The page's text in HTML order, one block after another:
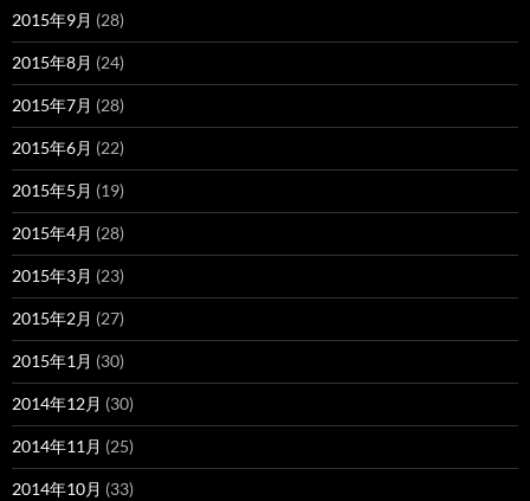
2015年9月 (28)
2015年8月 (24)
2015年7月 (28)
2015年6月 (22)
2015年5月 (19)
2015年4月 (28)
2015年3月 (23)
2015年2月 (27)
2015年1月 (30)
2014年12月 (30)
2014年11月 (25)
2014年10月 (33)